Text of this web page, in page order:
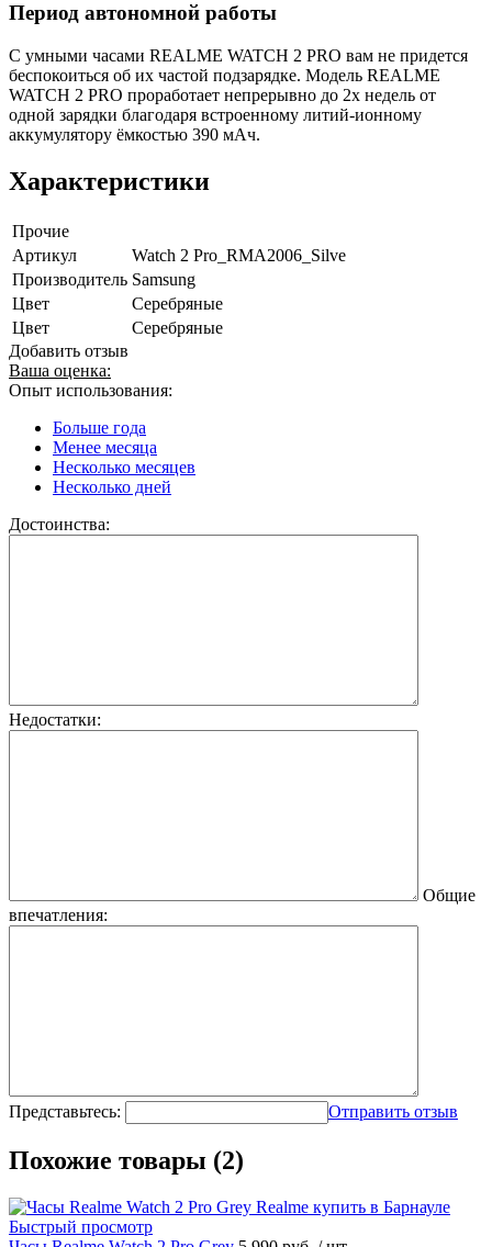
Период автономной работы
С умными часами REALME WATCH 2 PRO вам не придется
беспокоиться об их частой подзарядке. Модель REALME
WATCH 2 PRO проработает непрерывно до 2х недель от
одной зарядки благодаря встроенному литий-ионному
аккумулятору ёмкостью 390 мAч.
Характеристики
Прочие
Артикул
Watch 2 Pro_RMA2006_Silve
Производитель Samsung
Цвет
Серебряные
Цвет
Серебряные
Добавить отзыв
Ваша оценка:
Опыт использования:
Больше года
Менее месяца
Несколько месяцев
Несколько дней
Достоинства:
Недостатки:
Общие
впечатления:
Представьтесь: Отправить отзыв
Похожие товары (2)
Быстрый просмотр